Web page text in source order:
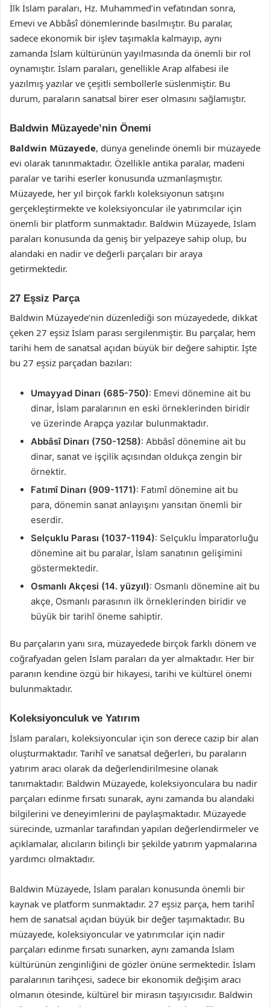
İlk İslam paraları, Hz. Muhammed’in vefatından sonra,
Emevi ve Abbâsî dönemlerinde basılmıştır. Bu paralar,
sadece ekonomik bir işlev taşımakla kalmayıp, aynı
zamanda İslam kültürünün yayılmasında da önemli bir rol
oynamıştır. İslam paraları, genellikle Arap alfabesi ile
yazılmış yazılar ve çeşitli sembollerle süslenmiştir. Bu
durum, paraların sanatsal birer eser olmasını sağlamıştır.
Baldwin Müzayede’nin Önemi
Baldwin Müzayede, dünya genelinde önemli bir müzayede
evi olarak tanınmaktadır. Özellikle antika paralar, madeni
paralar ve tarihi eserler konusunda uzmanlaşmıştır.
Müzayede, her yıl birçok farklı koleksiyonun satışını
gerçekleştirmekte ve koleksiyoncular ile yatırımcılar için
önemli bir platform sunmaktadır. Baldwin Müzayede, İslam
paraları konusunda da geniş bir yelpazeye sahip olup, bu
alandaki en nadir ve değerli parçaları bir araya
getirmektedir.
27 Eşsiz Parça
Baldwin Müzayede’nin düzenlediği son müzayedede, dikkat
çeken 27 eşsiz İslam parası sergilenmiştir. Bu parçalar, hem
tarihi hem de sanatsal açıdan büyük bir değere sahiptir. İşte
bu 27 eşsiz parçadan bazıları:
Umayyad Dinarı (685-750): Emevi dönemine ait bu
dinar, İslam paralarının en eski örneklerinden biridir
ve üzerinde Arapça yazılar bulunmaktadır.
Abbâsî Dinarı (750-1258): Abbâsî dönemine ait bu
dinar, sanat ve işçilik açısından oldukça zengin bir
örnektir.
Fatımî Dinarı (909-1171): Fatımî dönemine ait bu
para, dönemin sanat anlayışını yansıtan önemli bir
eserdir.
Selçuklu Parası (1037-1194): Selçuklu İmparatorluğu
dönemine ait bu paralar, İslam sanatının gelişimini
göstermektedir.
Osmanlı Akçesi (14. yüzyıl): Osmanlı dönemine ait bu
akçe, Osmanlı parasının ilk örneklerinden biridir ve
büyük bir tarihî öneme sahiptir.
Bu parçaların yanı sıra, müzayedede birçok farklı dönem ve
coğrafyadan gelen İslam paraları da yer almaktadır. Her bir
paranın kendine özgü bir hikayesi, tarihi ve kültürel önemi
bulunmaktadır.
Koleksiyonculuk ve Yatırım
İslam paraları, koleksiyoncular için son derece cazip bir alan
oluşturmaktadır. Tarihî ve sanatsal değerleri, bu paraların
yatırım aracı olarak da değerlendirilmesine olanak
tanımaktadır. Baldwin Müzayede, koleksiyonculara bu nadir
parçaları edinme fırsatı sunarak, aynı zamanda bu alandaki
bilgilerini ve deneyimlerini de paylaşmaktadır. Müzayede
sürecinde, uzmanlar tarafından yapılan değerlendirmeler ve
açıklamalar, alıcıların bilinçli bir şekilde yatırım yapmalarına
yardımcı olmaktadır.
Baldwin Müzayede, İslam paraları konusunda önemli bir
kaynak ve platform sunmaktadır. 27 eşsiz parça, hem tarihî
hem de sanatsal açıdan büyük bir değer taşımaktadır. Bu
müzayede, koleksiyoncular ve yatırımcılar için nadir
parçaları edinme fırsatı sunarken, aynı zamanda İslam
kültürünün zenginliğini de gözler önüne sermektedir. İslam
paralarının tarihçesi, sadece bir ekonomik değişim aracı
olmanın ötesinde, kültürel bir mirasın taşıyıcısıdır. Baldwin